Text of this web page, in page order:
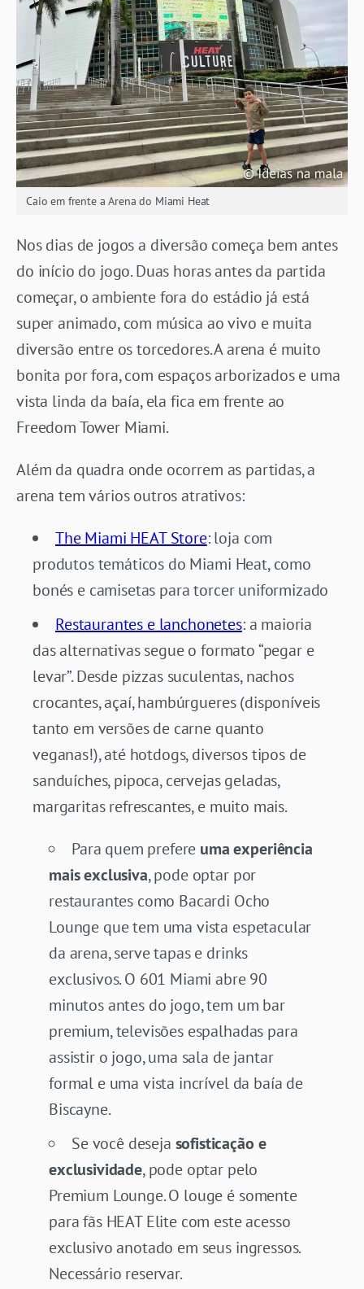
Caio em frente a Arena do Miami Heat
Nos dias de jogos a diversão começa bem antes
do início do jogo. Duas horas antes da partida
começar, o ambiente fora do estádio já está
super animado, com música ao vivo e muita
diversão entre os torcedores. A arena é muito
bonita por fora, com espaços arborizados e uma
vista linda da baía, ela fica em frente ao
Freedom Tower Miami.
Além da quadra onde ocorrem as partidas, a
arena tem vários outros atrativos:
The Miami HEAT Store: loja com
produtos temáticos do Miami Heat, como
bonés e camisetas para torcer uniformizado
Restaurantes e lanchonetes: a maioria
das alternativas segue o formato “pegar e
levar”. Desde pizzas suculentas, nachos
crocantes, açaí, hambúrgueres (disponíveis
tanto em versões de carne quanto
veganas!), até hotdogs, diversos tipos de
sanduíches, pipoca, cervejas geladas,
margaritas refrescantes, e muito mais.
Para quem prefere uma experiência
mais exclusiva, pode optar por
restaurantes como Bacardi Ocho
Lounge que tem uma vista espetacular
da arena, serve tapas e drinks
exclusivos. O 601 Miami abre 90
minutos antes do jogo, tem um bar
premium, televisões espalhadas para
assistir o jogo, uma sala de jantar
formal e uma vista incrível da baía de
Biscayne.
Se você deseja sofisticação e
exclusividade, pode optar pelo
Premium Lounge. O louge é somente
para fãs HEAT Elite com este acesso
exclusivo anotado em seus ingressos.
Necessário reservar.